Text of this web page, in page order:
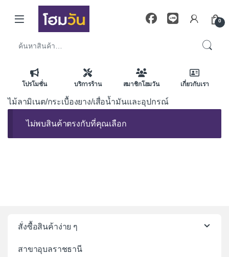
Skip to navigation
Skip to content
0
โปรโมชั่น บริการร้าน สมาชิกโฮมวัน เกี่ยวกับเรา
ไม้ลามิเนต/กระเบื้องยาง/เสื่อน้ำมันและอุปกรณ์
ไม่พบสินค้าตรงกับที่คุณเลือก
สั่งซื้อสินค้าง่าย ๆ
สาขาอุบลราชธานี